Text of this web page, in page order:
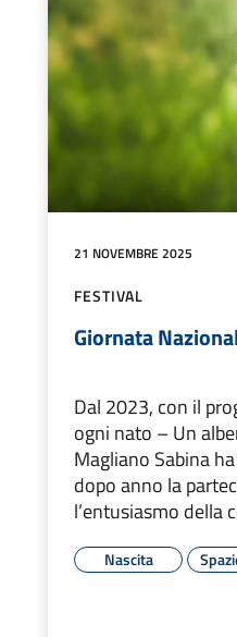
21 NOVEMBRE 2025
FESTIVAL
Giornata
Dal 2023, con il
ogni nato – Un
Magliano Sabina
dopo anno la
l’entusiasmo della
Nascita